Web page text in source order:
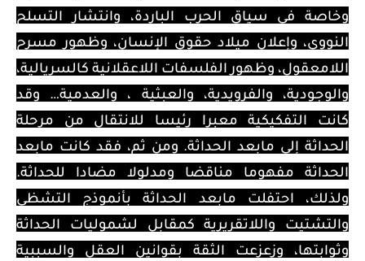
وخاصة في سياق الحرب الباردة، وانتشار التسلح
النووي، وإعلان ميلاد حقوق الإنسان، وظهور مسرح
اللامعقول، وظهور الفلسفات اللاعقلانية كالسريالية،
والوجودية، والفرويدية، والعبثية ، والعدمية… وقد
كانت التفكيكية معبرا رئيسا للانتقال من مرحلة
الحداثة إلى مابعد الحداثة. ومن ثم، فقد كانت مابعد
الحداثة مفهوما مناقضا ومدلولا مضادا للحداثة.
ولذلك، احتفلت مابعد الحداثة بأنموذج التشظي
والتشتيت واللاتقريرية كمقابل لشموليات الحداثة
وثوابتها، وزعزعت الثقة بقوانين العقل والسببية